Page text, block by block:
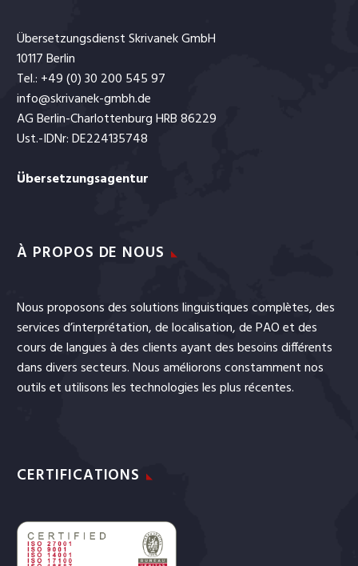
Übersetzungsdienst Skrivanek GmbH
10117 Berlin
Tel.: +49 (0) 30 200 545 97
info@skrivanek-gmbh.de
AG Berlin-Charlottenburg HRB 86229
Ust.-IDNr: DE224135748
Übersetzungsagentur
À PROPOS DE NOUS
Nous proposons des solutions linguistiques complètes, des
servicesd’interprétation, delocalisation, dePAOetdes
cours de languesà des clients ayant des besoins différents
dans divers secteurs. Nous améliorons constamment nos
outils et utilisons les technologies les plus récentes.
CERTIFICATIONS